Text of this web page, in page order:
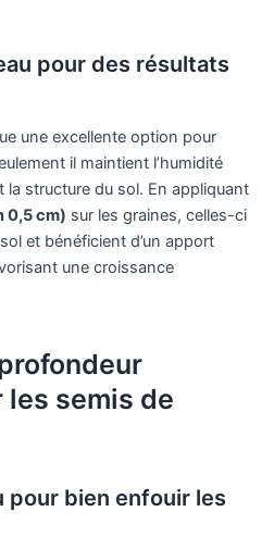
pour des résultats
une excellente option pour
il maintient l’humidité
la structure du sol. En appliquant
0,5 cm) sur les graines, celles-ci
et bénéficient d’un apport
une croissance
les semis de
pour bien enfouir les